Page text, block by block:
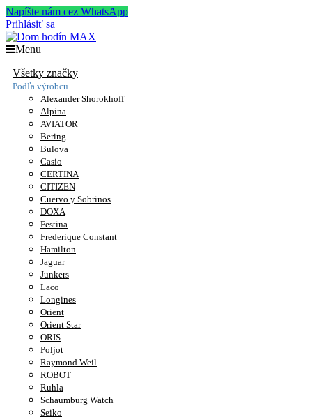
Napíšte nám cez WhatsApp
Prihlásiť sa
Menu
Všetky značky
Podľa výrobcu
Alexander Shorokhoff
Alpina
AVIATOR
Bering
Bulova
Casio
CERTINA
CITIZEN
Cuervo y Sobrinos
DOXA
Festina
Frederique Constant
Hamilton
Jaguar
Junkers
Laco
Longines
Orient
Orient Star
ORIS
Poljot
Raymond Weil
ROBOT
Ruhla
Schaumburg Watch
Seiko